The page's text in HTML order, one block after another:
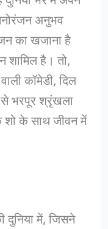
अनुभव
का खजाना है
शामिल है। तो,
कॉमेडी, दिल
से भरपूर श्रृंखला
शो के साथ जीवन में
में, जिसने